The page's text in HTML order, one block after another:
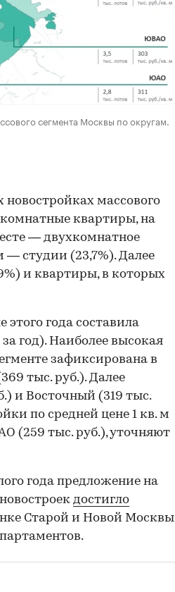
сегмента Москвы по округам.
массового
квартиры, на
— двухкомнатное
— студии (23,7%). Далее
и квартиры, в которых
этого года составила
за год). Наиболее высокая
зафиксирована в
тыс. руб.). Далее
и Восточный (319 тыс.
по средней цене 1 кв. м
(259 тыс. руб.), уточняют
года предложение на
достигло
Старой и Новой Москвы